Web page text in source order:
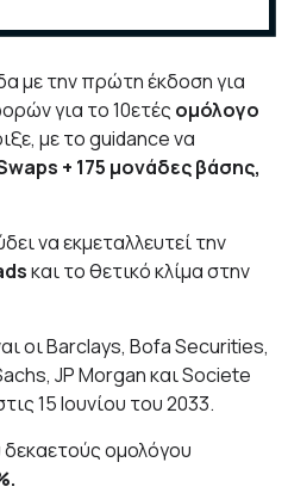
με την πρώτη έκδοση για
για το 10ετές ομόλογο
με το guidance να
+ 175 μονάδες βάσης,
να εκμεταλλευτεί την
και το θετικό κλίμα στην
οι Barclays, Bofa Securities,
JP Morgan και Societe
15 Ιουνίου του 2033.
ομολόγου